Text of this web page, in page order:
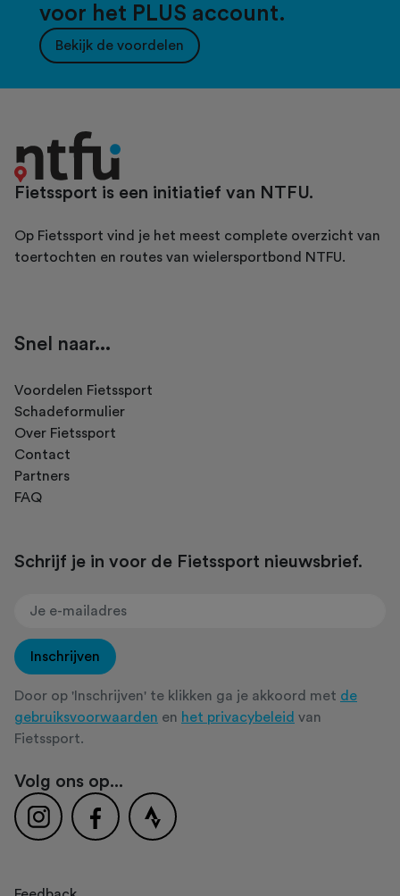
voor het PLUS account.
Bekijk de voordelen
Fietssport is een initiatief van NTFU.
Op Fietssport vind je het meest complete overzicht van
toertochten en routes van wielersportbond NTFU.
Snel naar...
Voordelen Fietssport
Schadeformulier
Over Fietssport
Contact
Partners
FAQ
Schrijf je in voor de Fietssport nieuwsbrief.
Inschrijven
Door op 'Inschrijven' te klikken ga je akkoord met de
gebruiksvoorwaarden en het privacybeleid van
Fietssport.
Volg ons op...